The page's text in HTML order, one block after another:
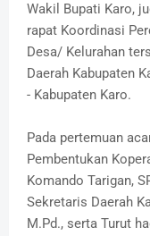
Wakil Bupati Karo,
rapat Koordinasi
Desa/ Kelurahan
Daerah Kabupaten
- Kabupaten Karo.
Pada pertemuan
Pembentukan
Komando Tarigan,
Sekretaris Daerah
M.Pd., serta Turut